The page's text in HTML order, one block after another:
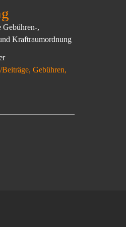
Gebühren-,
Kraftraumordnung
Gebühren,